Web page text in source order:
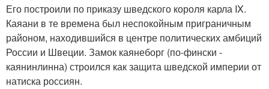
Его построили по приказу шведского короля карла IX.
Каяани в те времена был неспокойным приграничным
районом, находившийся в центре политических амбиций
России и Швеции. Замок каянеборг (по-фински -
каянинлинна) строился как защита шведской империи от
натиска россиян.